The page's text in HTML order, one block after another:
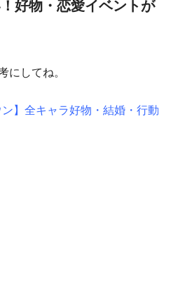
好物・恋愛イベントが
にしてね。
ン】全キャラ好物・結婚・行動